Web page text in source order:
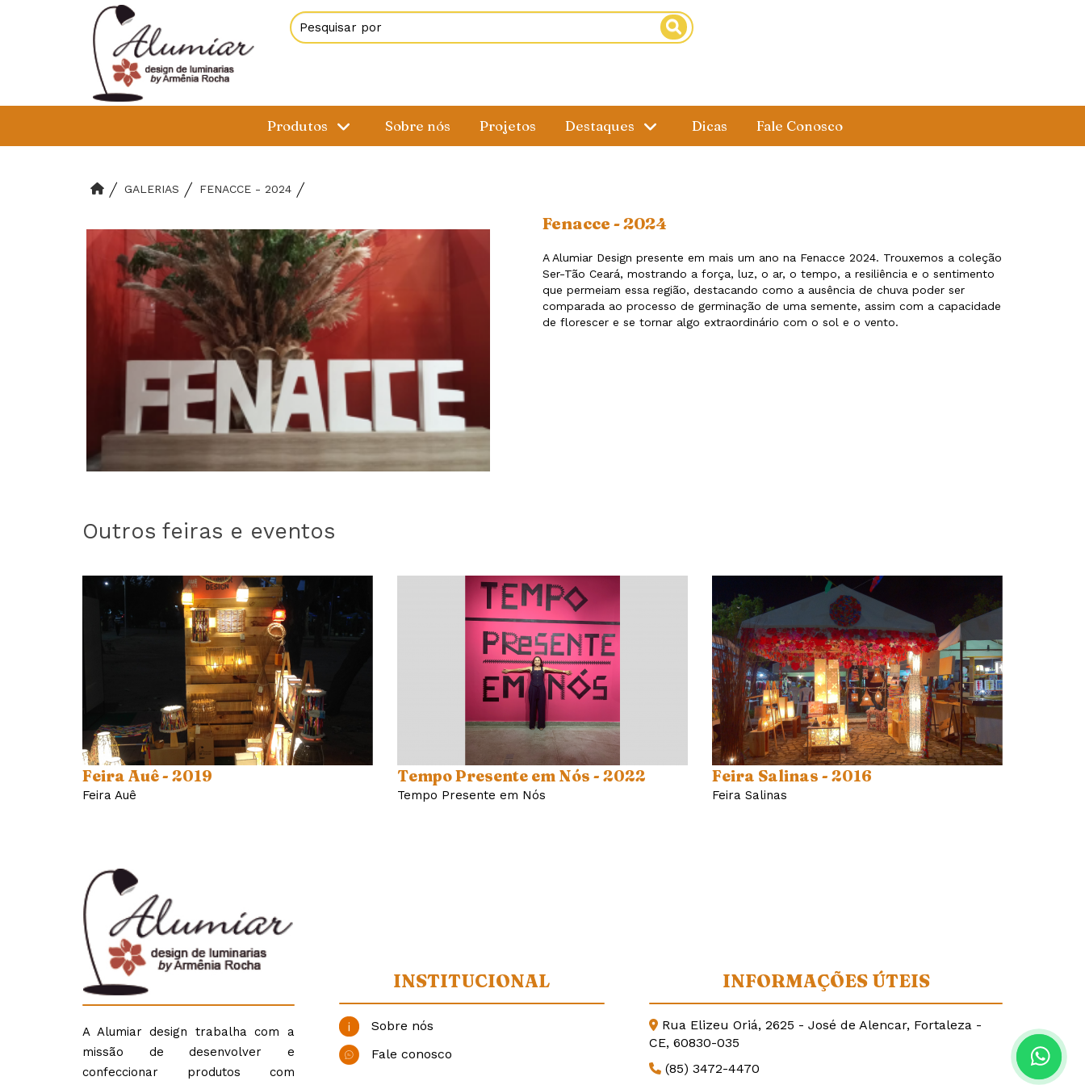
Produtos Sobre nós Projetos Destaques Dicas Fale Conosco
GALERIAS FENACCE - 2024
Fenacce - 2024
A Alumiar Design presente em mais um ano na Fenacce 2024. Trouxemos a coleção
Ser-Tão Ceará, mostrando a força, luz, o ar, o tempo, a resiliência e o sentimento
que permeiam essa região, destacando como a ausência de chuva poder ser
comparada ao processo de germinação de uma semente, assim com a capacidade
de florescer e se tornar algo extraordinário com o sol e o vento.
Outros feiras e eventos
Feira Auê - 2019
Feira Auê
Tempo Presente em Nós - 2022
Tempo Presente em Nós
Feira Salinas - 2016
Feira Salinas
A Alumiar design trabalha com a
missão de desenvolver e
confeccionar produtos com
INSTITUCIONAL
Sobre nós
Fale conosco
INFORMAÇÕES ÚTEIS
Rua Elizeu Oriá, 2625 - José de Alencar, Fortaleza -
CE, 60830-035
(85) 3472-4470